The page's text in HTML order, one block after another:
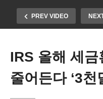
PREV VIDEO
IRS 올해 세
줄어든다 ‘3천